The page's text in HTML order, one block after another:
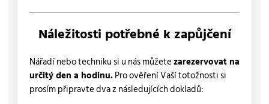
Náležitosti potřebné k zapůjčení
Nářadí nebo techniku si u nás můžetezarezervovat na
určitý den a hodinu.Pro ověření Vaší totožnosti si
prosím připravte dva z následujících dokladů: